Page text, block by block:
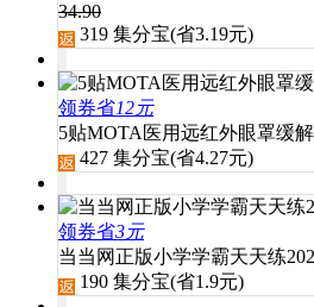
34.90
319 集分宝(省3.19元)
领券省12元
5贴MOTA医用远红外眼罩缓
427 集分宝(省4.27元)
领券省3元
当当网正版小学学霸天天练
190 集分宝(省1.9元)